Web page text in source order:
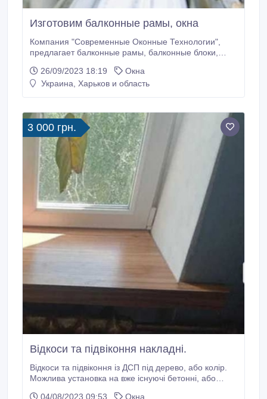
Изготовим балконные рамы, окна
Компания "Современные Оконные Технологии",
предлагает балконные рамы, балконные блоки,
производителя REHAU. Работаем с программой "Е-
ВІДНОВЛЕННЯ" Работаем только с
сложности.
26/09/2023 18:19
Окна
Украина, Харьков и область
3 000 грн.
Відкоси та підвіконня накладні.
Відкоси та підвіконня із ДСП під дерево, або колір.
Можлива установка на вже існуючі бетонні, або
04/08/2023 09:53 Окна